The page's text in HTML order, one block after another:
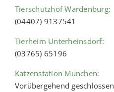
Tierschutzhof Wardenburg:
(04407) 9137541
Tierheim Unterheinsdorf:
(03765) 65196
Katzenstation München:
Vorübergehend geschlossen